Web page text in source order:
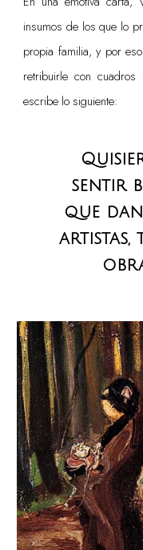
insumos de los que lo
propia familia, y por
retribuirle con
escribe lo siguiente:
sentir
que
artistas,